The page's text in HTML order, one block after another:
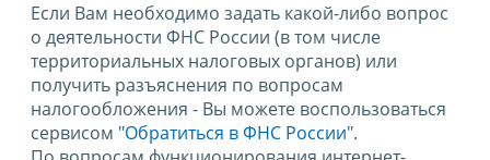
Если Вам необходимо задать какой-либо вопрос
о деятельности ФНС России (в том числе
территориальных налоговых органов) или
получить разъяснения по вопросам
налогообложения - Вы можете воспользоваться
сервисом "Обратиться в ФНС России".